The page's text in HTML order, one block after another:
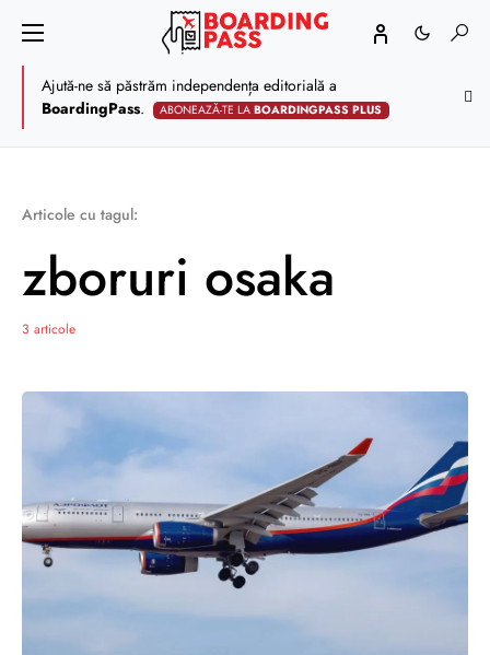
Ajută-ne să păstrăm independența editorială a
BoardingPass. ABONEAZĂ-TE LABOARDINGPASS PLUS
Articole cu tagul:
zboruri osaka
3 articole